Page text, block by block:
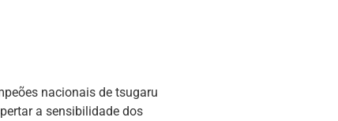
nacionais de tsugaru
a sensibilidade dos